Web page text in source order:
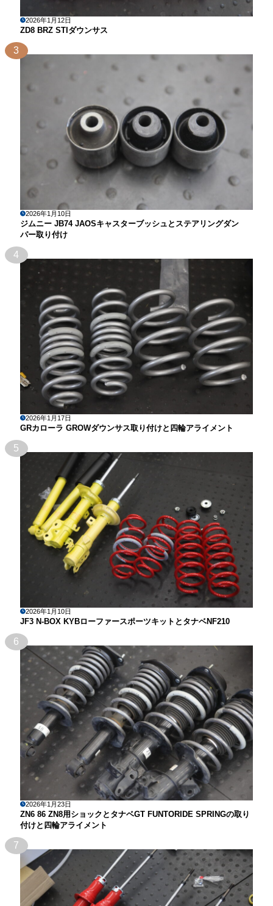
2026年1月12日
ZD8 BRZ STIダウンサス
3
2026年1月10日
ジムニー JB74 JAOSキャスターブッシュとステアリングダン
パー取り付け
4
2026年1月17日
GRカローラ GROWダウンサス取り付けと四輪アライメント
5
2026年1月10日
JF3 N-BOX KYBローファースポーツキットとタナベNF210
6
2026年1月23日
ZN6 86 ZN8用ショックとタナベGT FUNTORIDE SPRINGの取り
付けと四輪アライメント
7